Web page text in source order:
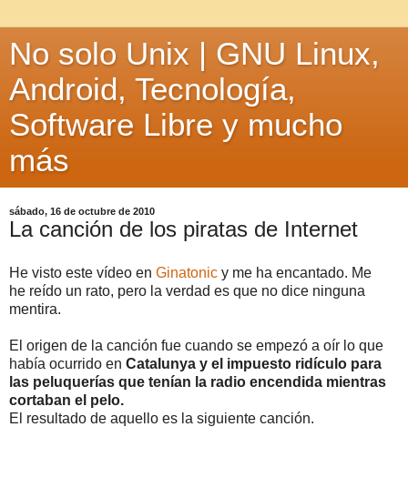
No solo Unix | GNU Linux,
Android, Tecnología,
Software Libre y mucho
más
sábado, 16 de octubre de 2010
La canción de los piratas de Internet
He visto este vídeo en Ginatonic y me ha encantado. Me
he reído un rato, pero la verdad es que no dice ninguna
mentira.
El origen de la canción fue cuando se empezó a oír lo que
había ocurrido en Catalunya y el impuesto ridículo para
las peluquerías que tenían la radio encendida mientras
cortaban el pelo.
El resultado de aquello es la siguiente canción.